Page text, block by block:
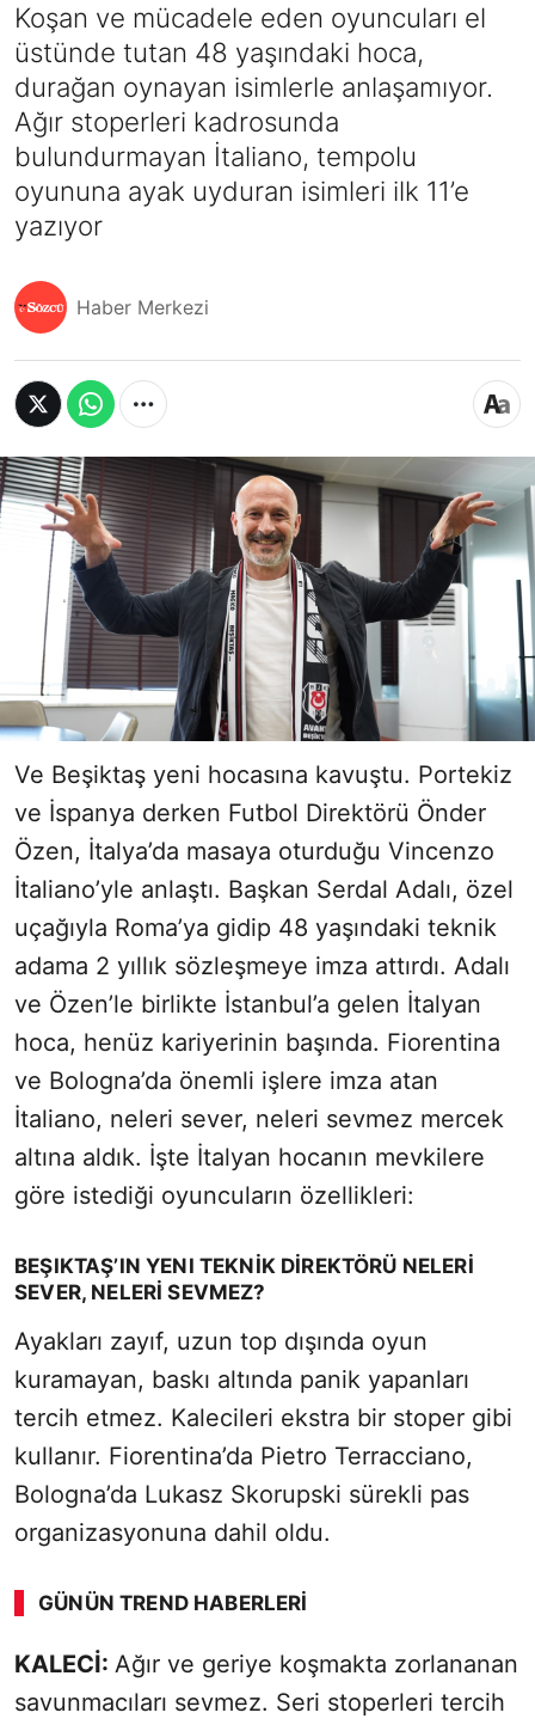
Koşan ve mücadele eden oyuncuları el
üstünde tutan 48 yaşındaki hoca,
durağan oynayan isimlerle anlaşamıyor.
Ağır stoperleri kadrosunda
bulundurmayan İtaliano, tempolu
oyununa ayak uyduran isimleri ilk 11’e
yazıyor
Haber Merkezi
Ve Beşiktaş yeni hocasına kavuştu. Portekiz
ve İspanya derken Futbol Direktörü Önder
Özen, İtalya’da masaya oturduğu Vincenzo
İtaliano’yle anlaştı. Başkan Serdal Adalı, özel
uçağıyla Roma’ya gidip 48 yaşındaki teknik
adama 2 yıllık sözleşmeye imza attırdı. Adalı
ve Özen’le birlikte İstanbul’a gelen İtalyan
hoca, henüz kariyerinin başında. Fiorentina
ve Bologna’da önemli işlere imza atan
İtaliano, neleri sever, neleri sevmez mercek
altına aldık. İşte İtalyan hocanın mevkilere
göre istediği oyuncuların özellikleri:
BEŞIKTAŞ’IN YENI TEKNİK DİREKTÖRÜ NELERİ
SEVER, NELERİ SEVMEZ?
Ayakları zayıf, uzun top dışında oyun
kuramayan, baskı altında panik yapanları
tercih etmez. Kalecileri ekstra bir stoper gibi
kullanır. Fiorentina’da Pietro Terracciano,
Bologna’da Lukasz Skorupski sürekli pas
organizasyonuna dahil oldu.
GÜNÜN TREND HABERLERI
SÖZCÜ SON DAKİKA
KALECİ: Ağır ve geriye koşmakta zorlananan
savunmacıları sevmez. Seri stoperleri tercih